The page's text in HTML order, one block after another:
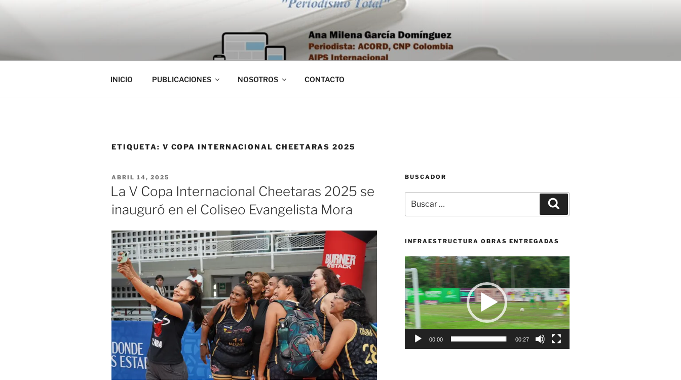
INICIO PUBLICACIONES NOSOTROS CONTACTO
ETIQUETA: V COPA INTERNACIONAL CHEETARAS 2025
PUBLICADO
EL
ABRIL 14, 2025
La V Copa Internacional Cheetaras 2025 se
inauguró en el Coliseo Evangelista Mora
BUSCADOR
por:
INFRAESTRUCTURA OBRAS ENTREGADAS
Reproductor
de
vídeo
00:00 00:27